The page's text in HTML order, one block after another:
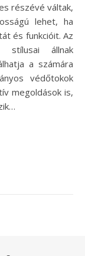
részévé váltak,
lehet, ha
és funkcióit. Az
állnak
a számára
védőtokok
megoldások is,